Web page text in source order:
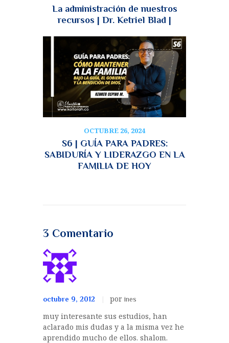
La administración de nuestros
recursos | Dr. Ketriel Blad |
OCTUBRE 26, 2024
S6 | GUÍA PARA PADRES:
SABIDURÍA Y LIDERAZGO EN LA
FAMILIA DE HOY
3 Comentario
octubre 9, 2012 porines
muy interesante sus estudios, han
aclarado mis dudas y a la misma vez he
aprendido mucho de ellos. shalom.